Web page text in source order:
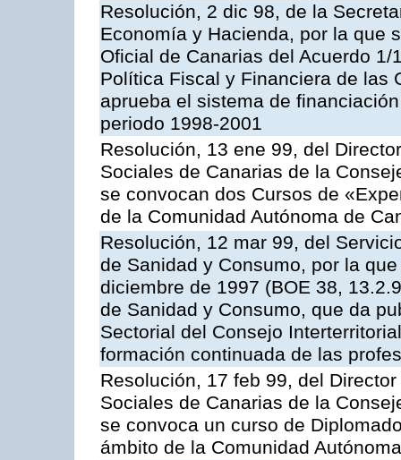
Resolución, 2 dic 98, de la
Economía y Hacienda, por la que
Oficial de Canarias del Acuerdo
Política Fiscal y Financiera de las
aprueba el sistema de
periodo 1998-2001
Resolución, 13 ene 99, del
Sociales de Canarias de la
se convocan dos Cursos de
de la Comunidad Autónoma de
Resolución, 12 mar 99, del
de Sanidad y Consumo, por la
diciembre de 1997 (BOE 38,
de Sanidad y Consumo, que da
Sectorial del Consejo
formación continuada de las
Resolución, 17 feb 99, del
Sociales de Canarias de la
se convoca un curso de
ámbito de la Comunidad